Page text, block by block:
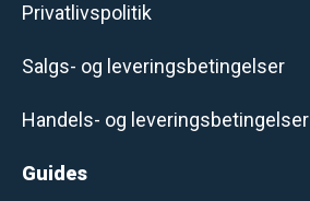
Privatlivspolitik
Salgs- og leveringsbetingelser
Handels- og leveringsbetingelser
Guides